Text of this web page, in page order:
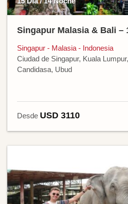
Singapur Malasia & Bali –
Singapur - Malasia - Indonesia
Ciudad de Singapur, Kuala
Candidasa, Ubud
Desde USD 3110